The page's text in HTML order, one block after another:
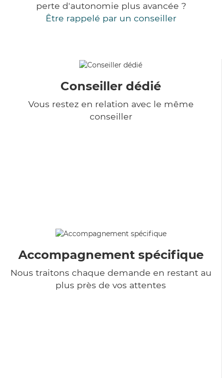
perte d'autonomie plus avancée ?
Être rappelé par un conseiller
Conseiller dédié
Vous restez en relation avec le même
conseiller
Accompagnement spécifique
Nous traitons chaque demande en restant au
plus près de vos attentes